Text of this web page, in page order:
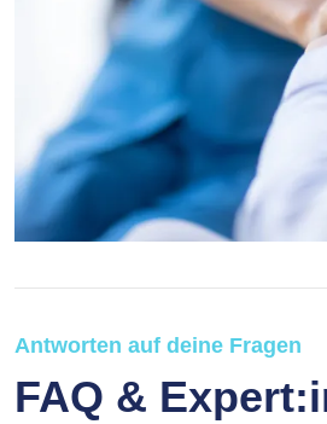
Antworten auf deine Fragen
FAQ &